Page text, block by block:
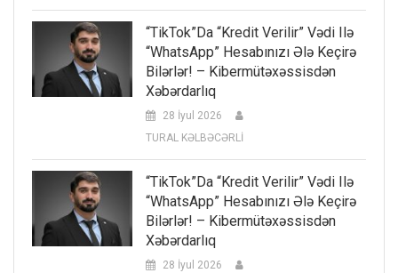
“TikTok”da “kredit Verilir” Vədi Ilə
“WhatsApp” Hesabınızı Ələ Keçirə
Bilərlər! – Kibermütəxəssisdən
Xəbərdarlıq
28 İyul 2026
TURAL KƏLBƏCƏRLİ
“TikTok”da “kredit Verilir” Vədi Ilə
“WhatsApp” Hesabınızı Ələ Keçirə
Bilərlər! – Kibermütəxəssisdən
Xəbərdarlıq
28 İyul 2026